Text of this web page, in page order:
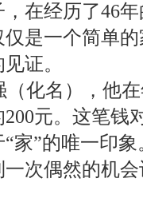
在经历了46
是一个简单
证。
化名），他
元。这笔钱
家”的唯一印
次偶然的机